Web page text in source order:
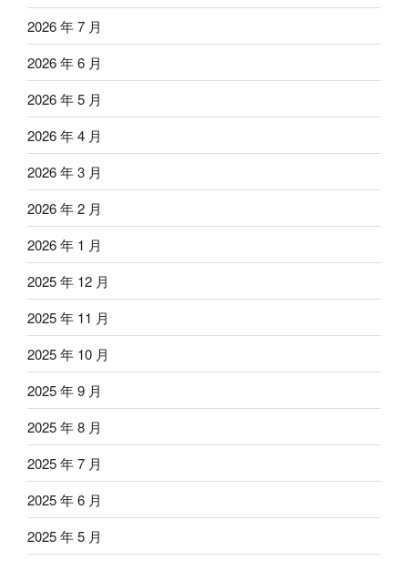
2026 年 7 月
2026 年 6 月
2026 年 5 月
2026 年 4 月
2026 年 3 月
2026 年 2 月
2026 年 1 月
2025 年 12 月
2025 年 11 月
2025 年 10 月
2025 年 9 月
2025 年 8 月
2025 年 7 月
2025 年 6 月
2025 年 5 月